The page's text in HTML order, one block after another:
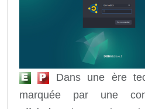
Dans une ère
marquée par une